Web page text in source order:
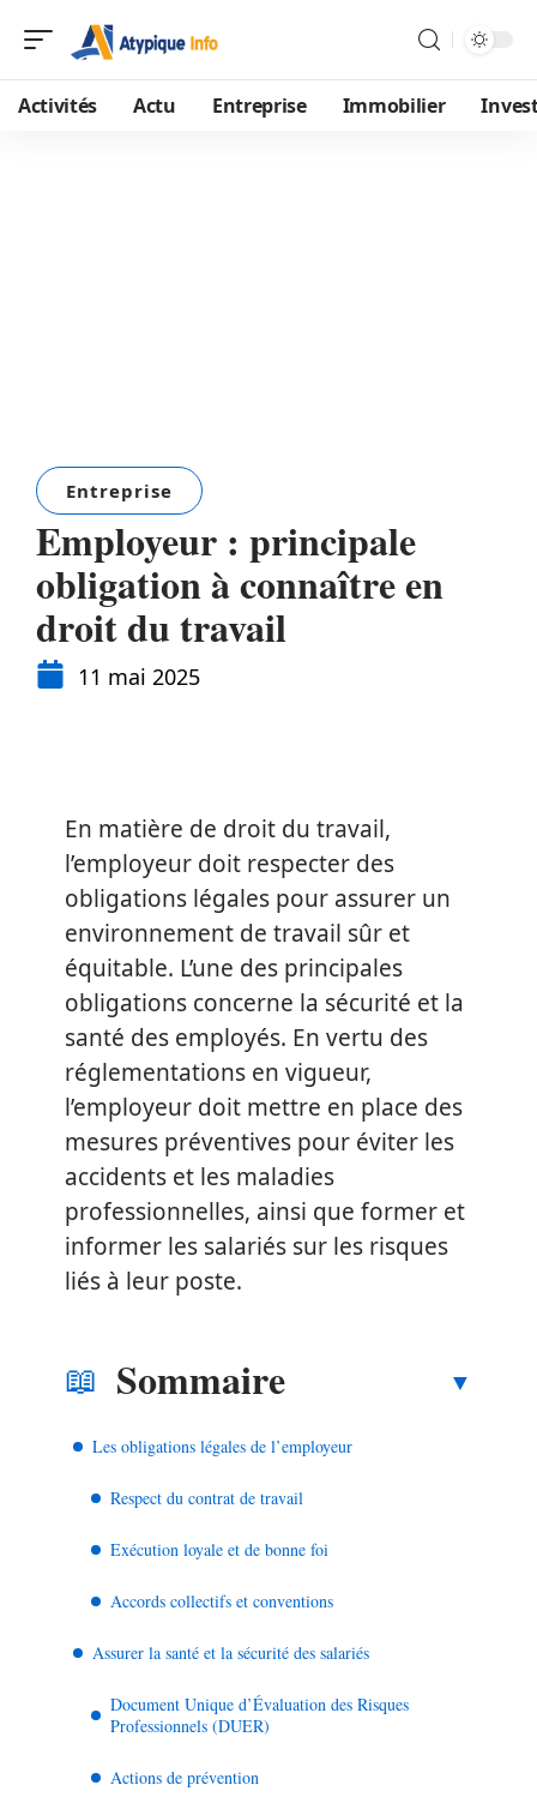
Activités Actu Entreprise Immobilier
Entreprise
Employeur : principale
obligation à connaître en
droit du travail
11 mai 2025
En matière de droit du travail,
l’employeur doit respecter des
obligations légales pour assurer un
environnement de travail sûr et
équitable. L’une des principales
obligations concerne la sécurité et la
santé des employés. En vertu des
réglementations en vigueur,
l’employeur doit mettre en place des
mesures préventives pour éviter les
accidents et les maladies
professionnelles, ainsi que former et
informer les salariés sur les risques
liés à leur poste.
Sommaire
Les obligations légales de l’employeur
Respect du contrat de travail
Exécution loyale et de bonne foi
Accords collectifs et conventions
Assurer la santé et la sécurité des salariés
Document Unique d’Évaluation des Risques
Professionnels (DUER)
Actions de prévention